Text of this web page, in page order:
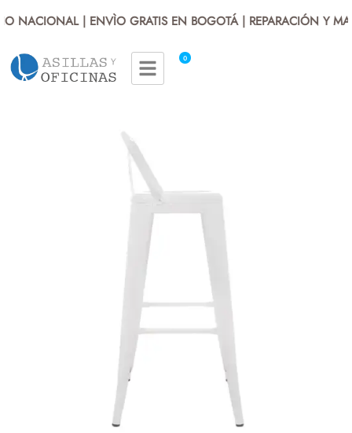
NACIONAL | ENVÌO GRATIS EN BOGOTÁ | REPARACIÓN Y
0